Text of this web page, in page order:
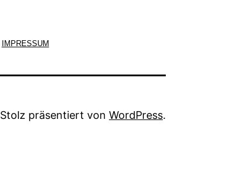
IMPRESSUM
Stolz präsentiert von WordPress.